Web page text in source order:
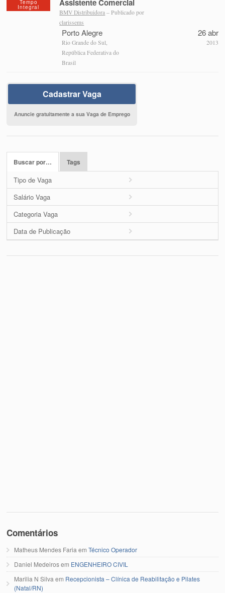
Tempo
Integral Assistente Comercial
BMV Distribuidora – Publicado por
clarissems
Porto Alegre
Rio Grande do Sul,
República Federativa do
Brasil
26 abr
2013
Cadastrar Vaga
Anuncie gratuitamente a sua Vaga de Emprego
Buscar por… Tags
Tipo de Vaga
Salário Vaga
Categoria Vaga
Data de Publicação
Comentários
Matheus Mendes Faria emTécnico Operador
Daniel Medeirosem ENGENHEIRO CIVIL
Marilia N Silva em Recepcionista – Clínica de Reabilitação e Pilates
(Natal/RN)